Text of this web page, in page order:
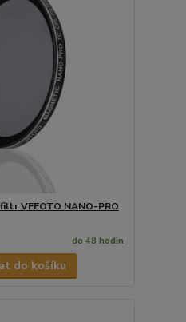
VFFOTO NANO-PRO
do 48 hodin
do košíku